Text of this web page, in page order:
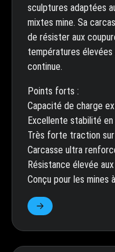
sculptures adaptées
mixtes mine. Sa
de résister aux
températures
continue.
Points forts :
Capacité de charge
Excellente stabilité
Très forte traction
Carcasse ultra
Résistance élevée
Conçu pour les mines